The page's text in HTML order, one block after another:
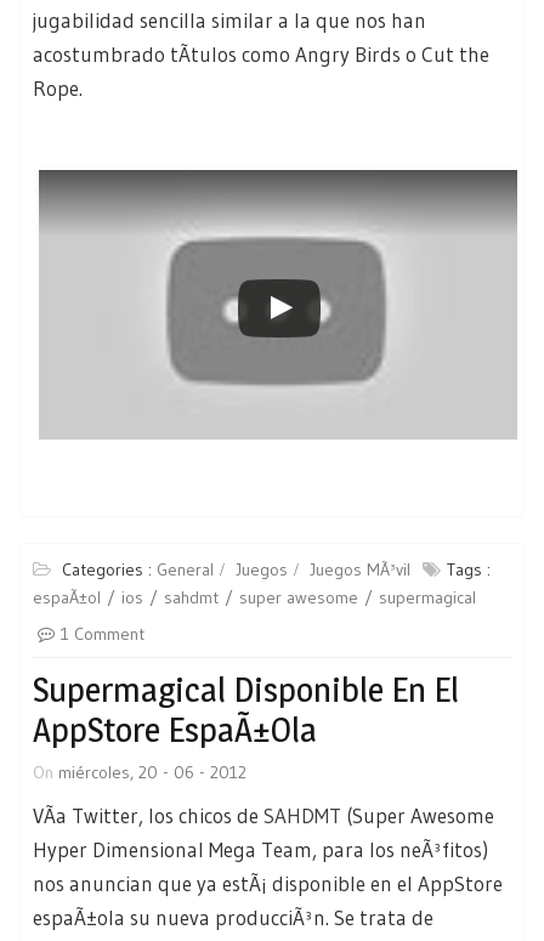
jugabilidad sencilla similar a la que nos han
acostumbrado tÃ­tulos como Angry Birds o Cut the
Rope.
Categories : General Juegos Juegos MÃ³vil
Tags :
espaÃ±ol
ios sahdmt super awesome
supermagical
1 Comment
Supermagical Disponible En El
AppStore EspaÃ±ola
On miércoles, 20 - 06 - 2012
VÃ­a Twitter, los chicos de SAHDMT (Super Awesome
Hyper Dimensional Mega Team, para los neÃ³fitos)
nos anuncian que ya estÃ¡ disponible en el AppStore
espaÃ±ola su nueva producciÃ³n. Se trata de